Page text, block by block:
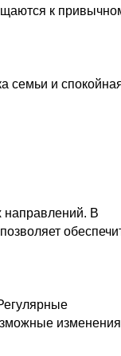
к
семьи и
направлений. В